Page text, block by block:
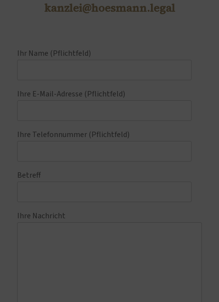
kanzlei@hoesmann.legal
Ihr Name (Pflichtfeld)
Ihre E-Mail-Adresse (Pflichtfeld)
Ihre Telefonnummer (Pflichtfeld)
Betreff
Ihre Nachricht